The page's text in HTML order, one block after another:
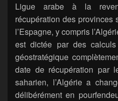
Ligue arabe à la
récupération des provinces
l’Espagne, y compris
est dictée par des
géostratégique
date de récupération par
saharien, l’Algérie a
délibérément en